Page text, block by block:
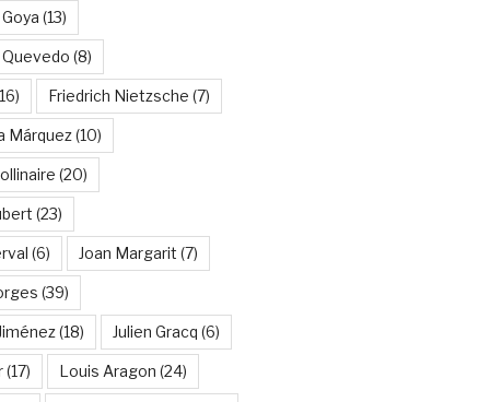
(13)
(8)
Friedrich Nietzsche (7)
Márquez(10)
(20)
(23)
(6) Joan Margarit (7)
(39)
(18) Julien Gracq (6)
(17) Louis Aragon (24)